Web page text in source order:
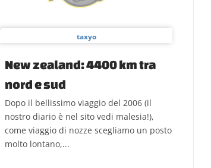
taxyo
New zealand: 4400 km tra
nord e sud
Dopo il bellissimo viaggio del 2006 (il
nostro diario è nel sito vedi malesia!),
come viaggio di nozze scegliamo un posto
molto lontano,...